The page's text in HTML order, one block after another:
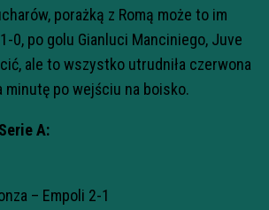
porażką z Romą może to im
0, po golu Gianluci Manciniego, Juve
ale to wszystko utrudniła czerwona
minutę po wejściu na boisko.
A:
– Lazio 0-1
– Empoli 2-1